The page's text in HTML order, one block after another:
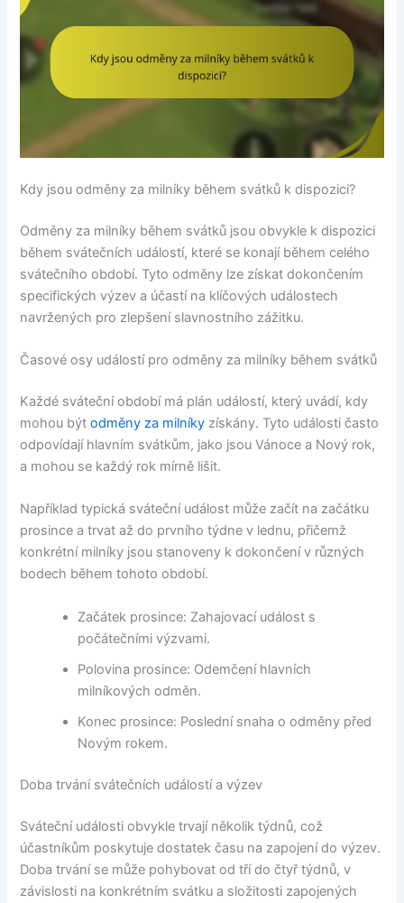
Kdy jsou odměny za milníky během svátků k dispozici?
Odměny za milníky během svátků jsou obvykle k dispozici
během svátečních událostí, které se konají během celého
svátečního období. Tyto odměny lze získat dokončením
specifických výzev a účastí na klíčových událostech
navržených pro zlepšení slavnostního zážitku.
Časové osy událostí pro odměny za milníky během svátků
Každé sváteční období má plán událostí, který uvádí, kdy
mohou býtodměny za milníky získány. Tyto události často
odpovídají hlavním svátkům, jako jsou Vánoce a Nový rok,
a mohou se každý rok mírně lišit.
Například typická sváteční událost může začít na začátku
prosince a trvat až do prvního týdne v lednu, přičemž
konkrétní milníky jsou stanoveny k dokončení v různých
bodech během tohoto období.
Začátek prosince: Zahajovací událost s
počátečními výzvami.
Polovina prosince: Odemčení hlavních
milníkových odměn.
Konec prosince: Poslední snaha o odměny před
Novým rokem.
Doba trvání svátečních událostí a výzev
Sváteční události obvykle trvají několik týdnů, což
účastníkům poskytuje dostatek času na zapojení do výzev.
Doba trvání se může pohybovat od tří do čtyř týdnů, v
závislosti na konkrétním svátku a složitosti zapojených